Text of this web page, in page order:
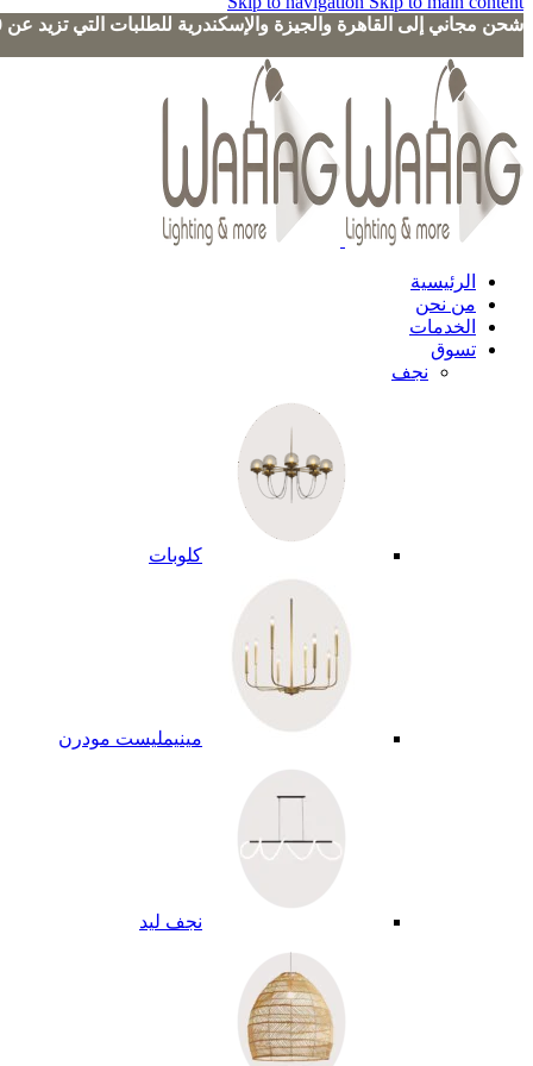
شحن مجاني إلى القاهرة والجيزة والإسكندرية للطلبات التي تزيد عن 3000 جنيه
الرئيسية
من نحن
الخدمات
تسوق
نجف
كلوبات
مينيمليست مودرن
نجف ليد